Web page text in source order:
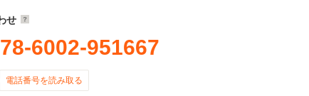
せ
6002-951667
電話番号を読み取る